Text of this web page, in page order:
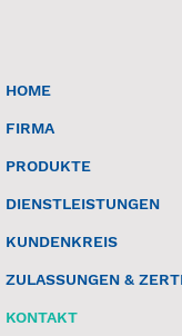
HOME
FIRMA
PRODUKTE
DIENSTLEISTUNGEN
KUNDENKREIS
ZULASSUNGEN &
KONTAKT